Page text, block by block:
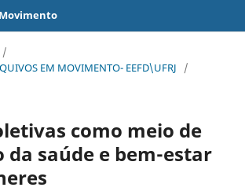
/
EM MOVIMENTO- EEFD\UFRJ
/
como meio de
da saúde e bem-estar